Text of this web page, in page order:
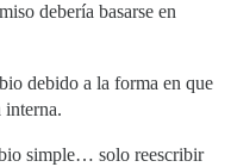
debería basarse en
debido a la forma en que
interna.
simple… solo reescribir